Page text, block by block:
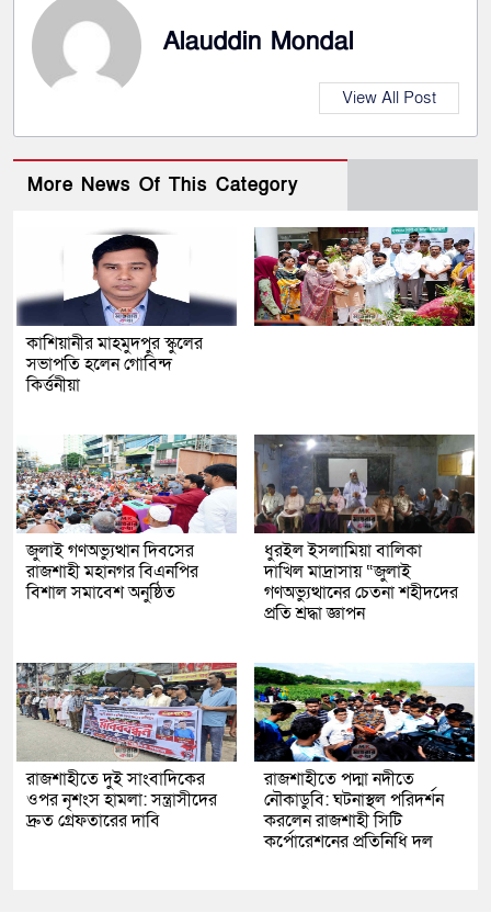
Alauddin Mondal
View All Post
More News Of This Category
কাশিয়ানীর মাহমুদপুর স্কুলের
সভাপতি হলেন গোবিন্দ
কির্ত্তনীয়া
জুলাই গণঅভ্যুত্থান দিবসের
রাজশাহী মহানগর বিএনপির
বিশাল সমাবেশ অনুষ্ঠিত
ধুরইল ইসলামিয়া বালিকা
দাখিল মাদ্রাসায় “জুলাই
গণঅভ্যুত্থানের চেতনা শহীদদের
প্রতি শ্রদ্ধা জ্ঞাপন
রাজশাহীতে দুই সাংবাদিকের
ওপর নৃশংস হামলা: সন্ত্রাসীদের
দ্রুত গ্রেফতারের দাবি
রাজশাহীতে পদ্মা নদীতে
নৌকাডুবি: ঘটনাস্থল পরিদর্শন
করলেন রাজশাহী সিটি
কর্পোরেশনের প্রতিনিধি দল